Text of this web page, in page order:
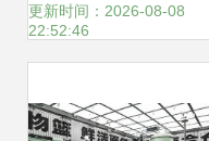
物”的消费新模式
更新时间：2026-08-08
22:52:46